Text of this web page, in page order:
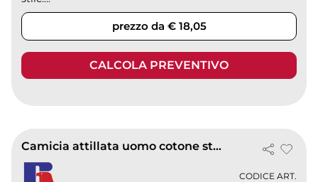
prezzo da € 18,05
CALCOLA PREVENTIVO
Camicia attillata uomo cotone stretch 140g maniche corte
CODICE ART.